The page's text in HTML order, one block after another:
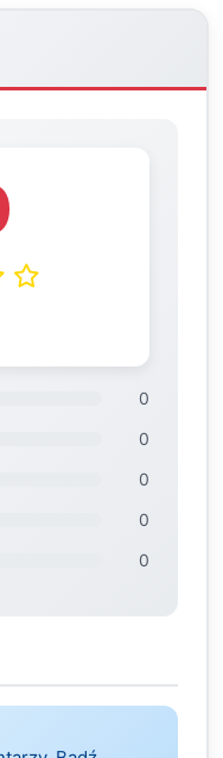
0
0
0
0
0